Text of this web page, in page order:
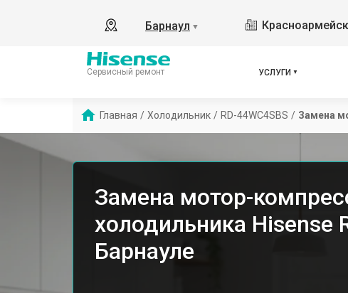
Барнаул ▼
Сервисный ремонт УСЛУГИ
Главная / Холодильник / RD-44WC4SBS / Замена
Замена мотор-
холодильника Hisense
Барнауле